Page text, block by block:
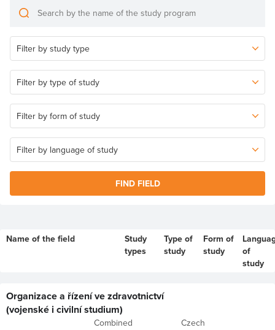
FIND FIELD
Name of the field
Study
types
Type of
study
Form of
study
of
study
Organizace a řízení ve zdravotnictví
(vojenské i civilní studium)
Combined Czech